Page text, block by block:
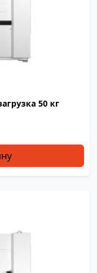
50 кг
газ, пар